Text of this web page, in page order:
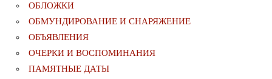
ОБЛОЖКИ
ОБМУНДИРОВАНИЕ И СНАРЯЖЕНИЕ
ОБЪЯВЛЕНИЯ
ОЧЕРКИ И ВОСПОМИНАНИЯ
ПАМЯТНЫЕ ДАТЫ